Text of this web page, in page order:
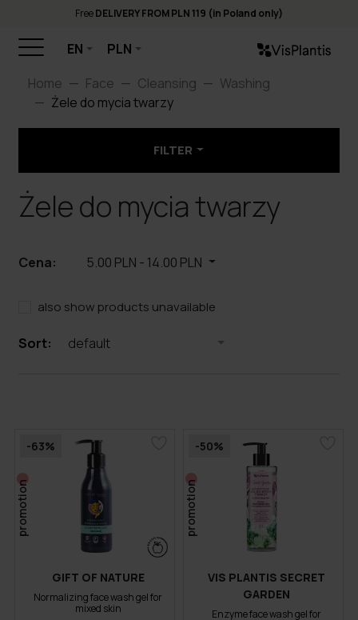
FreeDELIVERY FROM PLN 119 (in Poland only)
EN PLN
Home Face Cleansing
Washing
Żele do mycia twarzy
FILTER
Żele do mycia twarzy
Cena: 5.00 PLN - 14.00 PLN
also show products unavailable
Sort: default
-63%
promotion
GIFT OF NATURE
Normalizing face wash gel for
mixed skin
-50%
promotion
VIS PLANTIS SECRET
GARDEN
Enzyme face wash gel for